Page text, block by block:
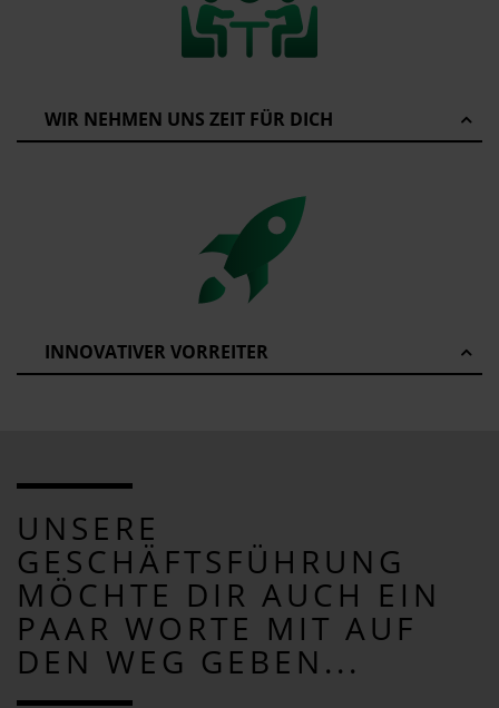
WIR NEHMEN UNS ZEIT FÜR DICH
INNOVATIVER VORREITER
UNSERE
GESCHÄFTSFÜHRUNG
MÖCHTE DIR AUCH EIN
PAAR WORTE MIT AUF
DEN WEG GEBEN...